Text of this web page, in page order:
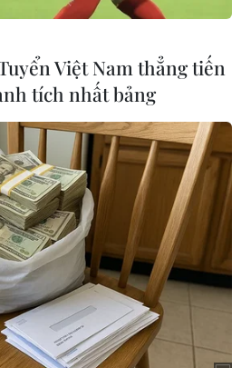
Minh Chính
Việt Nam thẳng tiến
tích nhất bảng